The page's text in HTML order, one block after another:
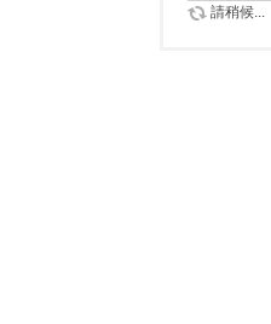
請稍候...